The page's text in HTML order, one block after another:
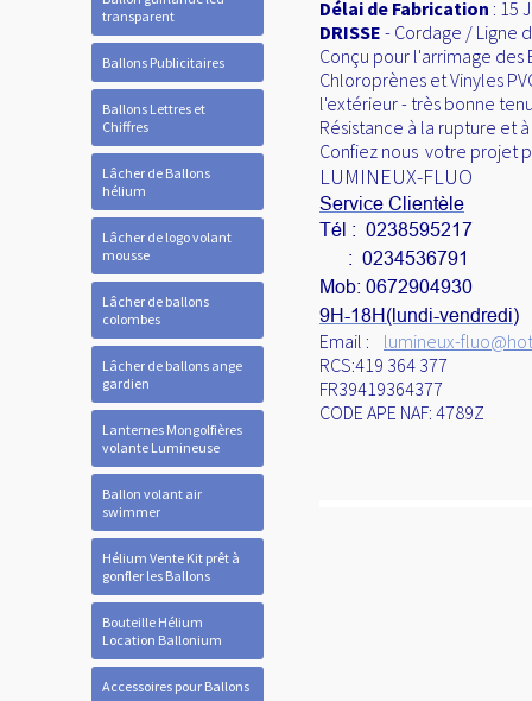
transparent
Ballons Publicitaires
Ballons Lettres et
Chiffres
Lâcher de Ballons
hélium
Lâcher de logo volant
mousse
Lâcher de ballons
colombes
Lâcher de ballons ange
gardien
Lanternes Mongolfières
volante Lumineuse
Ballon volant air
swimmer
Hélium Vente Kit prêt à
gonfler les Ballons
Bouteille Hélium
Location Ballonium
Accessoires pour Ballons
Délai de Fabrication : 15
DRISSE - Cordage / Ligne
Conçu pour l'arrimage des
Chloroprènes et Vinyles
l'extérieur - très bonne
Résistance à la rupture et
Confiez nous votre projet
LUMINEUX-FLUO
Service Clientèle
Tél : 0238595217
: 0234536791
Mob: 0672904930
9H-18H(lundi-vendredi)
Email : lumineux-
RCS:419 364 377
FR39419364377
CODE APE NAF: 4789Z